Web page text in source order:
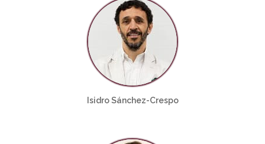
Isidro Sánchez-Crespo